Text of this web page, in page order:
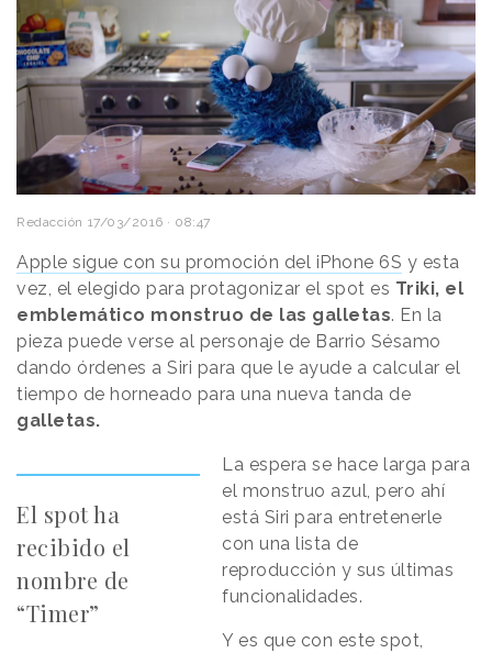
Redacción 17/03/2016 · 08:47
Apple sigue con su promoción del iPhone 6S y esta
vez, el elegido para protagonizar el spot es Triki, el
emblemático monstruo de las galletas. En la
pieza puede verse al personaje de Barrio Sésamo
dando órdenes a Siri para que le ayude a calcular el
tiempo de horneado para una nueva tanda de
galletas.
El spot ha
recibido el
nombre de
“Timer”
La espera se hace larga para
el monstruo azul, pero ahí
está Siri para entretenerle
con una lista de
reproducción y sus últimas
funcionalidades.
Y es que con este spot,